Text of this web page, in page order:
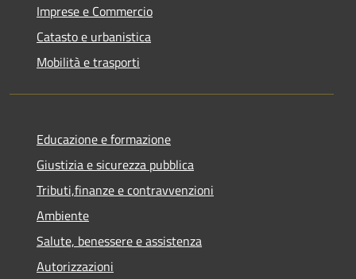
Imprese e Commercio
Catasto e urbanistica
Mobilità e trasporti
Educazione e formazione
Giustizia e sicurezza pubblica
Tributi,finanze e contravvenzioni
Ambiente
Salute, benessere e assistenza
Autorizzazioni